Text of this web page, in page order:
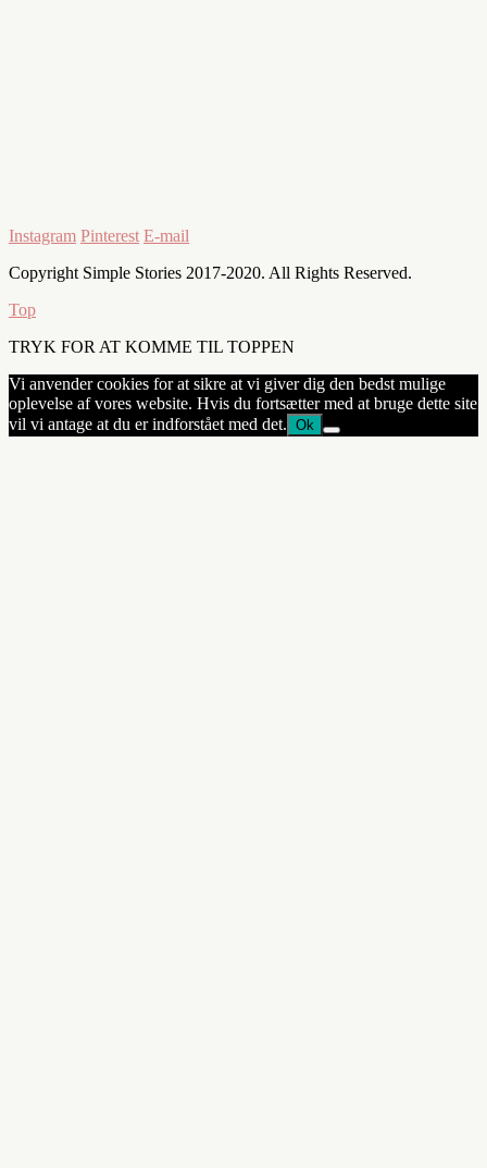
Instagram Pinterest E-mail
Copyright Simple Stories 2017-2020. All Rights Reserved.
Top
TRYK FOR AT KOMME TIL TOPPEN
Vi anvender cookies for at sikre at vi giver dig den bedst mulige
oplevelse af vores website. Hvis du fortsætter med at bruge dette site
vil vi antage at du er indforstået med det. Ok